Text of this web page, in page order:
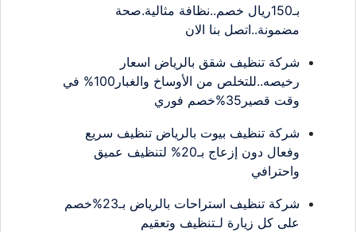
بـ150ريال خصم..نظافة مثالية.صحة
مضمونة..اتصل بنا الان
شركة تنظيف شقق بالرياض اسعار
رخيصه..للتخلص من الأوساخ والغبار100% في
وقت قصير35%خصم فوري
شركة تنظيف بيوت بالرياض تنظيف سريع
وفعال دون إزعاج بـ20% لتنظيف عميق
واحترافي
شركة تنظيف استراحات بالرياض بـ23%خصم
على كل زيارة لـتنظيف وتعقيم